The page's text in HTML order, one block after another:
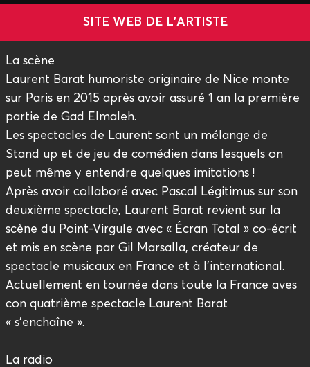
SITE WEB DE L'ARTISTE
La scène
Laurent Barat humoriste originaire de Nice monte
sur Paris en 2015 après avoir assuré 1 an la première
partie de Gad Elmaleh.
Les spectacles de Laurent sont un mélange de
Stand up et de jeu de comédien dans lesquels on
peut même y entendre quelques imitations !
Après avoir collaboré avec Pascal Légitimus sur son
deuxième spectacle, Laurent Barat revient sur la
scène du Point-Virgule avec « Écran Total » co-écrit
et mis en scène par Gil Marsalla, créateur de
spectacle musicaux en France et à l’international.
Actuellement en tournée dans toute la France aves
con quatrième spectacle Laurent Barat
« s’enchaîne ».
La radio